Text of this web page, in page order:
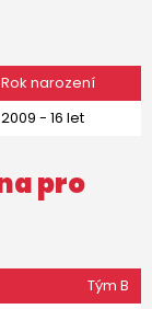
Rok narození
2009 - 16 let
pro
Tým B